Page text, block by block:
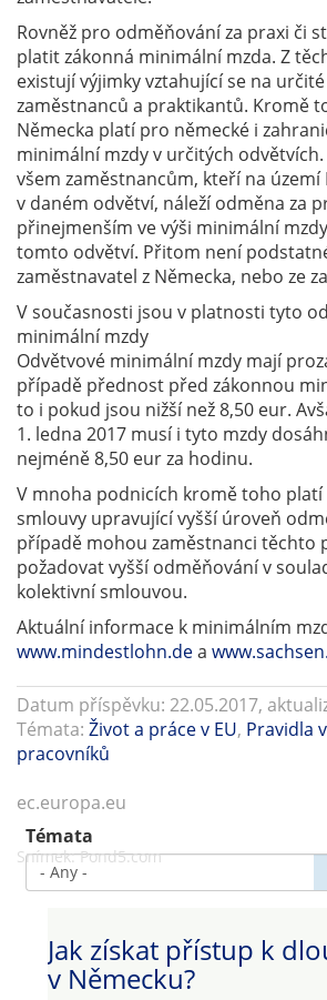
Rovněž pro odměňování za praxi či
platit zákonná minimální mzda. Z
existují výjimky vztahující se na
zaměstnanců a praktikantů. Kromě
Německa platí pro německé i
minimální mzdy v určitých
všem zaměstnancům, kteří na
v daném odvětví, náleží odměna za
přinejmenším ve výši minimální
tomto odvětví. Přitom není
zaměstnavatel z Německa, nebo ze
V současnosti jsou v platnosti tyto
minimální mzdy
Odvětvové minimální mzdy mají
případě přednost před zákonnou
to i pokud jsou nižší než 8,50 eur.
1. ledna 2017 musí i tyto mzdy
nejméně 8,50 eur za hodinu.
V mnoha podnicích kromě toho
smlouvy upravující vyšší úroveň
případě mohou zaměstnanci těchto
požadovat vyšší odměňování v
kolektivní smlouvou.
Aktuální informace k minimálním
www.mindestlohn.dea
Snímek:Pond5.com
Datum příspěvku: 22.05.2017,
Témata: Život a práce v EU, Pravidla
pracovníků
ec.europa.eu
Témata
Jak získat přístup k
v Německu?